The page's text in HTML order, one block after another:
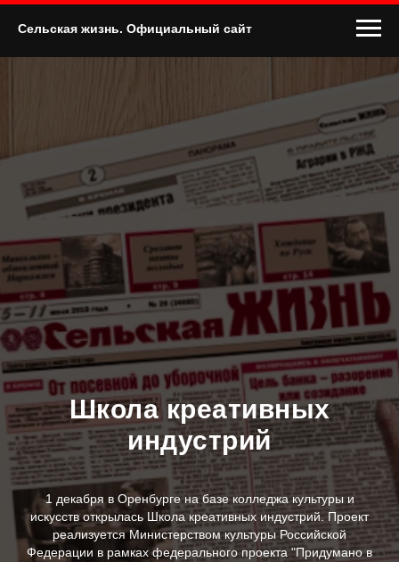
Сельская жизнь. Официальный сайт
Школа креативных
индустрий
1 декабря в Оренбурге на базе колледжа культуры и
искусств открылась Школа креативных индустрий. Проект
реализуется Министерством культуры Российской
Федерации в рамках федерального проекта "Придумано в